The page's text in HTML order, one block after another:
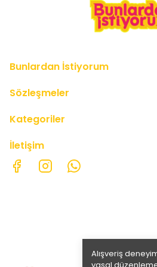
Alışveriş
Bunlardan İstiyorum
Sözleşmeler
Kategoriler
İletişim